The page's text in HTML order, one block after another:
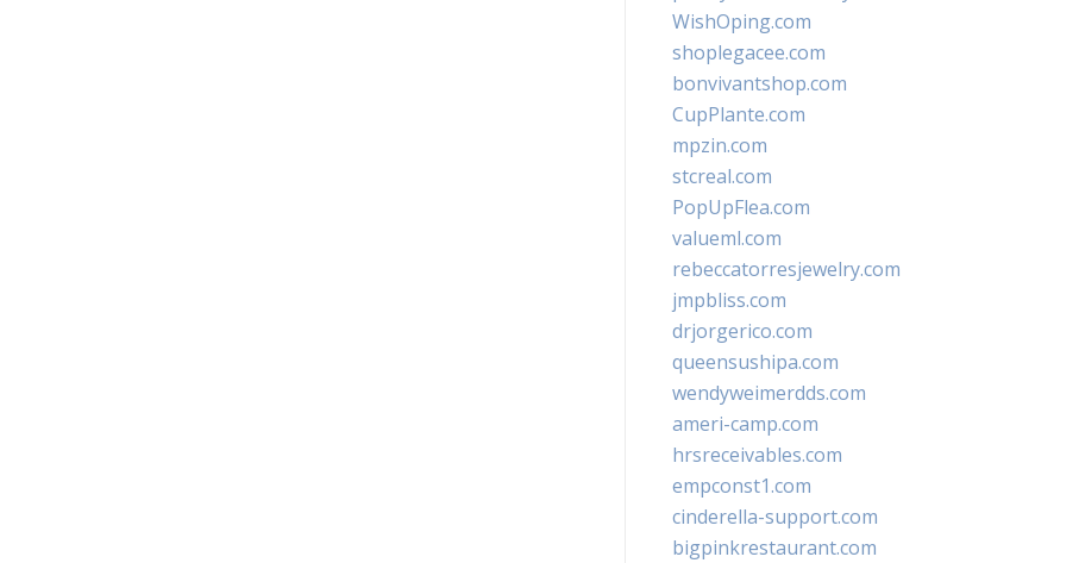
WishOping.com
shoplegacee.com
bonvivantshop.com
CupPlante.com
mpzin.com
stcreal.com
PopUpFlea.com
valueml.com
rebeccatorresjewelry.com
jmpbliss.com
drjorgerico.com
queensushipa.com
wendyweimerdds.com
ameri-camp.com
hrsreceivables.com
empconst1.com
cinderella-support.com
bigpinkrestaurant.com